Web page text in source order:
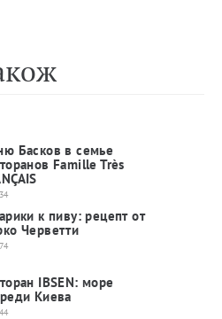
Басков в семье
Famille Très
к пиву: рецепт от
Черветти
IBSEN: море
Киева